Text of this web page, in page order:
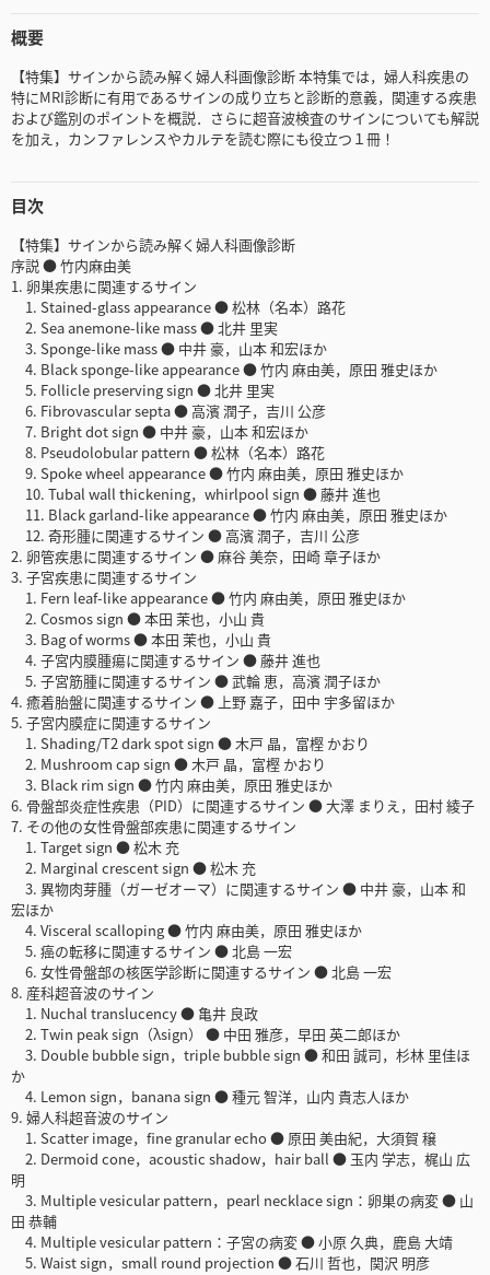
概要
【特集】サインから読み解く婦人科画像診断 本特集では，婦人科疾患の
特にMRI診断に有用であるサインの成り立ちと診断的意義，関連する疾患
および鑑別のポイントを概説．さらに超音波検査のサインについても解説
を加え，カンファレンスやカルテを読む際にも役立つ１冊！
目次
【特集】サインから読み解く婦人科画像診断
序説 ● 竹内麻由美
1. 卵巣疾患に関連するサイン
1. Stained-glass appearance ● 松林（名本）路花
2. Sea anemone-like mass ● 北井 里実
3. Sponge-like mass ● 中井 豪，山本 和宏ほか
4. Black sponge-like appearance ● 竹内 麻由美，原田 雅史ほか
5. Follicle preserving sign ● 北井 里実
6. Fibrovascular septa ● 高濱 潤子，吉川 公彦
7. Bright dot sign ● 中井 豪，山本 和宏ほか
8. Pseudolobular pattern ● 松林（名本）路花
9. Spoke wheel appearance ● 竹内 麻由美，原田 雅史ほか
10. Tubal wall thickening，whirlpool sign ● 藤井 進也
11. Black garland-like appearance ● 竹内 麻由美，原田 雅史ほか
12. 奇形腫に関連するサイン ● 高濱 潤子，吉川 公彦
2. 卵管疾患に関連するサイン ● 麻谷 美奈，田崎 章子ほか
3. 子宮疾患に関連するサイン
1. Fern leaf-like appearance ● 竹内 麻由美，原田 雅史ほか
2. Cosmos sign ● 本田 茉也，小山 貴
3. Bag of worms ● 本田 茉也，小山 貴
4. 子宮内膜腫瘍に関連するサイン ● 藤井 進也
5. 子宮筋腫に関連するサイン ● 武輪 恵，高濱 潤子ほか
4. 癒着胎盤に関連するサイン ● 上野 嘉子，田中 宇多留ほか
5. 子宮内膜症に関連するサイン
1. Shading/T2 dark spot sign ● 木戸 晶，富樫 かおり
2. Mushroom cap sign ● 木戸 晶，富樫 かおり
3. Black rim sign ● 竹内 麻由美，原田 雅史ほか
6. 骨盤部炎症性疾患（PID）に関連するサイン ● 大澤 まりえ，田村 綾子
7. その他の女性骨盤部疾患に関連するサイン
1. Target sign ● 松木 充
2. Marginal crescent sign ● 松木 充
3. 異物肉芽腫（ガーゼオーマ）に関連するサイン ● 中井 豪，山本 和
宏ほか
4. Visceral scalloping ● 竹内 麻由美，原田 雅史ほか
5. 癌の転移に関連するサイン ● 北島 一宏
6. 女性骨盤部の核医学診断に関連するサイン ● 北島 一宏
8. 産科超音波のサイン
1. Nuchal translucency ● 亀井 良政
2. Twin peak sign（λsign） ● 中田 雅彦，早田 英二郎ほか
3. Double bubble sign，triple bubble sign ● 和田 誠司，杉林 里佳ほ
か
4. Lemon sign，banana sign ● 種元 智洋，山内 貴志人ほか
9. 婦人科超音波のサイン
1. Scatter image，fine granular echo ● 原田 美由紀，大須賀 穣
2. Dermoid cone，acoustic shadow，hair ball ● 玉内 学志，梶山 広
明
3. Multiple vesicular pattern，pearl necklace sign：卵巣の病変 ● 山
田 恭輔
4. Multiple vesicular pattern：子宮の病変 ● 小原 久典，鹿島 大靖
5. Waist sign，small round projection ● 石川 哲也，関沢 明彦